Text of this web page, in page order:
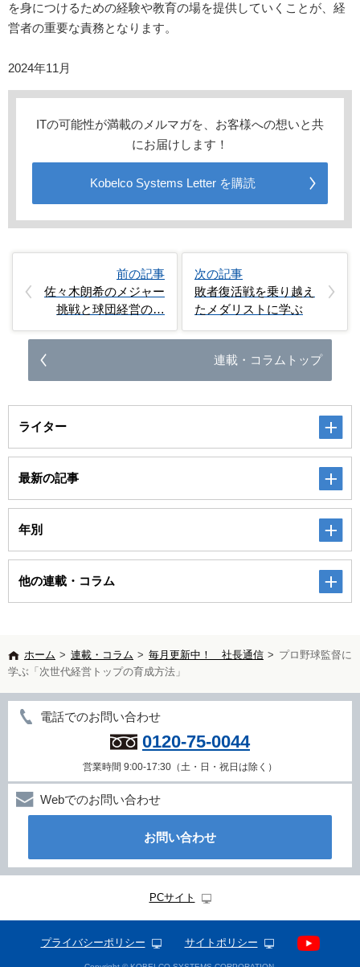
を身につけるための経験や教育の場を提供していくことが、経
営者の重要な責務となります。
2024年11月
ITの可能性が満載のメルマガを、お客様への想いと共
にお届けします！
Kobelco Systems Letter を購読
前の記事
佐々木朗希のメジャー
挑戦と球団経営の…
次の記事
敗者復活戦を乗り越え
たメダリストに学ぶ
連載・コラムトップ
ライター
最新の記事
年別
他の連載・コラム
ホーム > 連載・コラム > 毎月更新中！ 社長通信 > プロ野球監督に
学ぶ「次世代経営トップの育成方法」
電話でのお問い合わせ
0120-75-0044
営業時間 9:00-17:30（土・日・祝日は除く）
Webでのお問い合わせ
お問い合わせ
PCサイト
プライバシーポリシー サイトポリシー